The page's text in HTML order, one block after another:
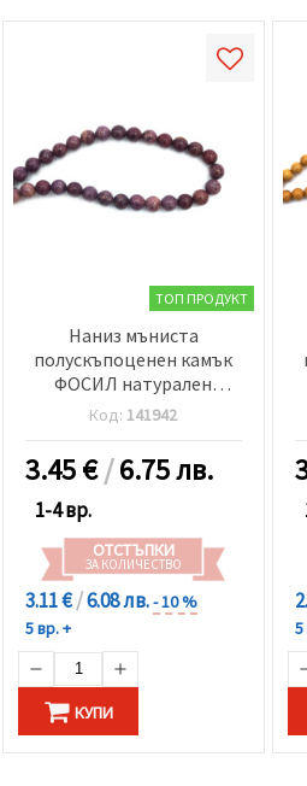
ТОП ПРОДУКТ
Наниз мъниста
полускъпоценен камък
ФОСИЛ натурален
оцветен лилав топче
6±6.5 мм ±59 броя
Код: 141942
3.45€/6.75 лв.
1-4 вр.
ОТСТЪПКИ
ЗА КОЛИЧЕСТВО
3.11 €/6.08 лв.- 10 %
5 вр. +
КУПИ
5